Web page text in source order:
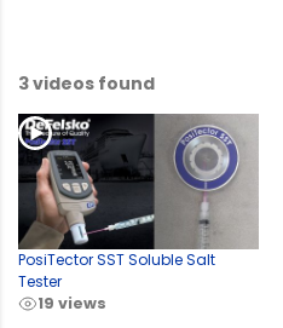
3 videos found
PosiTector SST Soluble Salt
Tester
19 views